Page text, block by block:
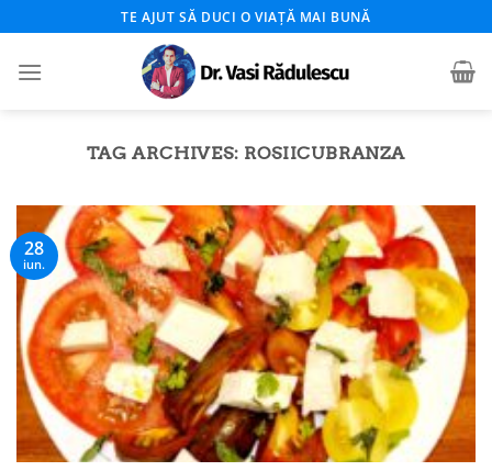
to
content
TE AJUT SĂ DUCI O VIAȚĂ MAI BUNĂ
TAG ARCHIVES: ROSIICUBRANZA
28
iun.